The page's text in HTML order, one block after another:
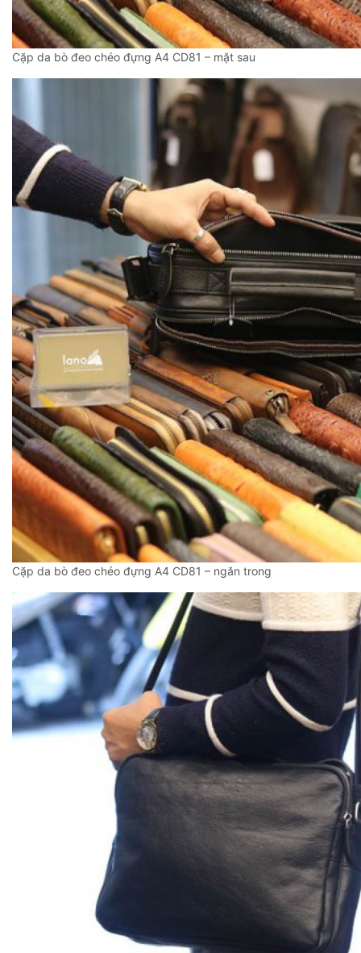
Cặp da bò đeo chéo đựng A4 CD81 – mặt sau
Cặp da bò đeo chéo đựng A4 CD81 – ngăn trong